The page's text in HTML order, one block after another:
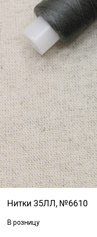
Нитки 35ЛЛ, №6610
В розницу